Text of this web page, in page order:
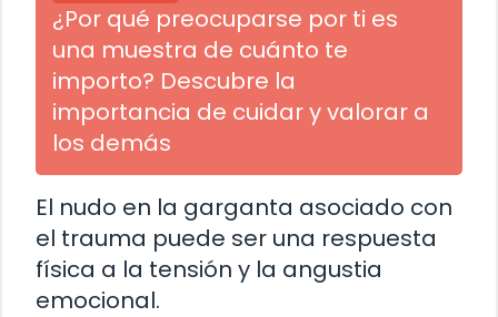
¿Por qué preocuparse por ti es
una muestra de cuánto te
importo? Descubre la
importancia de cuidar y valorar a
los demás
El nudo en la garganta asociado con
el trauma puede ser una respuesta
física a la tensión y la angustia
emocional.